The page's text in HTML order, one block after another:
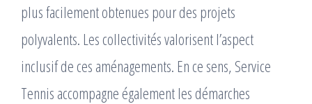
plus facilement obtenues pour des projets
polyvalents. Les collectivités valorisent l’aspect
inclusif de ces aménagements. En ce sens, Service
Tennis accompagne également les démarches